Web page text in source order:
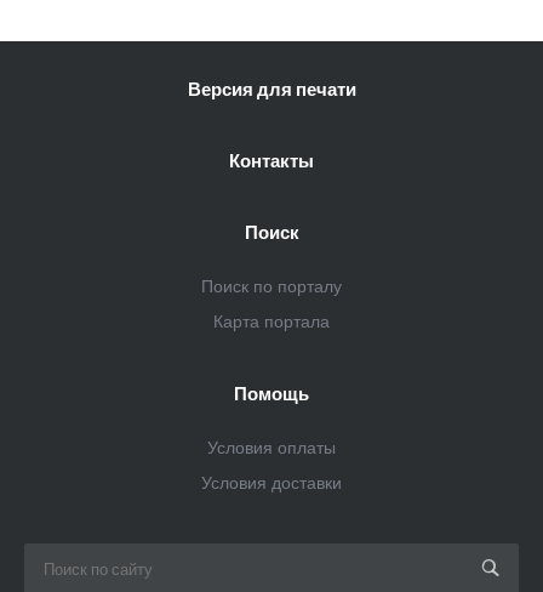
Версия для печати
Контакты
Поиск
Поиск по порталу
Карта портала
Помощь
Условия оплаты
Условия доставки